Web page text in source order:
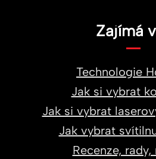
Zajímá
Technologie
Jak si vybrat
Jak si vybrat
Jak vybrat
Recenze,